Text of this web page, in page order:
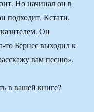
Но начинал он в
подходит. Кстати,
Он
то Бернес выходил к
вам песню».
в вашей книге?